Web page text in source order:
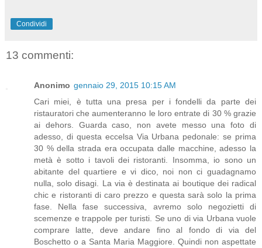
Condividi
13 commenti:
Anonimo gennaio 29, 2015 10:15 AM
Cari miei, è tutta una presa per i fondelli da parte dei
ristauratori che aumenteranno le loro entrate di 30 % grazie
ai dehors. Guarda caso, non avete messo una foto di
adesso, di questa eccelsa Via Urbana pedonale: se prima
30 % della strada era occupata dalle macchine, adesso la
metà è sotto i tavoli dei ristoranti. Insomma, io sono un
abitante del quartiere e vi dico, noi non ci guadagnamo
nulla, solo disagi. La via è destinata ai boutique dei radical
chic e ristoranti di caro prezzo e questa sarà solo la prima
fase. Nella fase successiva, avremo solo negozietti di
scemenze e trappole per turisti. Se uno di via Urbana vuole
comprare latte, deve andare fino al fondo di via del
Boschetto o a Santa Maria Maggiore. Quindi non aspettate